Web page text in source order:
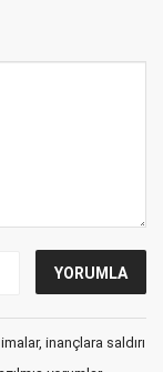
inançlara saldırı